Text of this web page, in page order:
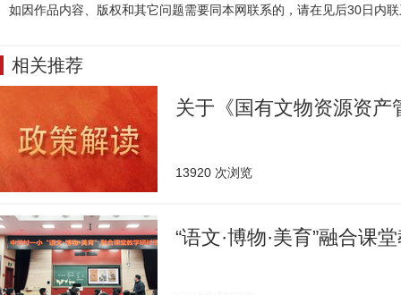
如因作品内容、版权和其它问题需要同本网联系的，请在见后30日内
相关推荐
关于《国有文物资源资
13920 次浏览
“语文·博物·美育”融合课